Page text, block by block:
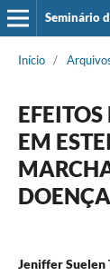
Início /
EM
Jeniffer Suelen